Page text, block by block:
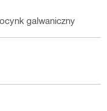
galwaniczny